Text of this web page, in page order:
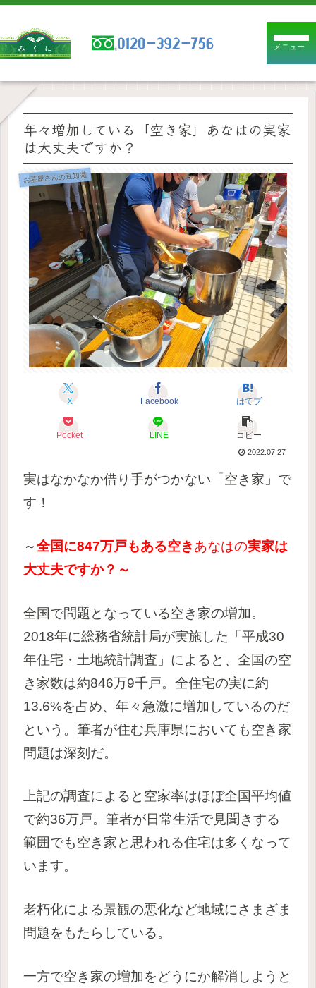
メニュー
年々増加している「空き家」あなはの実家
は大丈夫ですか？
お墓屋さんの豆知識
X Facebook はてブ
Pocket LINE コピー
2022.07.27
実はなかなか借り手がつかない「空き家」で
す！
～全国に847万戸もある空きあなはの実家は
大丈夫ですか？ ～
全国で問題となっている空き家の増加。
2018年に総務省統計局が実施した 「平成30
年住宅・土地統計調査」 によると、全国の空
き家数は約846万9千戸。全住宅の実に約
13.6%を占め、年々急激に増加しているのだ
という。 筆者が住む兵庫県においても空き家
問題は深刻だ。
上記の調査によると空家率はほぼ全国平均値
で約36万戸。筆者が日常生活で見聞きする
範囲でも空き家と思われる住宅は多くなって
います。
老朽化による景観の悪化など地域にさまざま
問題をもたらしている。
一方で空き家の増加をどうにか解消しようと